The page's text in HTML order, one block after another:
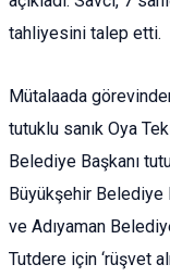
tahliyesini talep etti.
Mütalaada
tutuklu sanık Oya
Belediye Başkanı
Büyükşehir Belediye
ve Adıyaman
Tutdere için ‘rüşvet